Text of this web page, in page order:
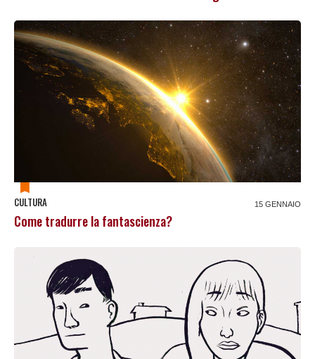
CULTURA 15 GENNAIO
Come tradurre la fantascienza?